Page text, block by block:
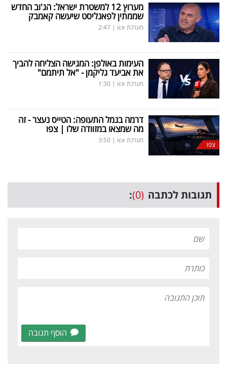
מערוץ 12 למשטרת ישראל: הג'וב החדש
שממתין לפאנליסט שיעשה קאמבק
מערכת ice |
2:47
העימות באולפן: המגישה הצליחה להביך
את אביעד גליקמן - "אל תיתמם"
מערכת ice |
1:30
צפו
דרמה בנמל התעופה: הטייס נעצר - זה
מה שמצאו במזוודה שלו | צפו
מערכת ice |
3:50
תגובות לכתבה (0)
:
הוסף תגובה